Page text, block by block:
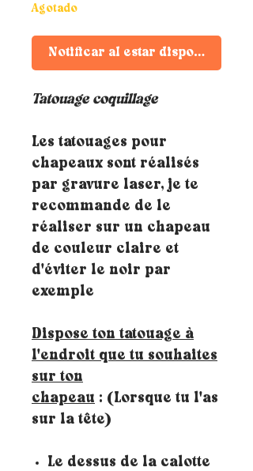
Agotado
Notificar al estar disponible
Tatouage coquillage
Les tatouages pour
chapeaux sont réalisés
par gravure laser, je te
recommande de le
réaliser sur un chapeau
de couleur claire et
d'éviter le noir par
exemple
Dispose ton tatouage à
l'endroit que tu souhaites
sur ton
chapeau : (Lorsque tu l'as
sur la tête)
Le dessus de la calotte